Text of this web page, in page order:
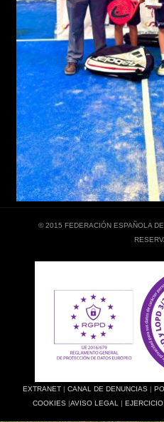
© 2015 FEDERACIÓN ESPAÑOLA
EXTRANET | CANAL DE DENUNCIAS |
COOKIES|AVISO LEGAL |